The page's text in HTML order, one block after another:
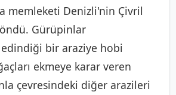
memleketi Denizli'nin Çivril
Gürüpinlar
edindiği bir araziye hobi
ekmeye karar veren
çevresindeki diğer arazileri